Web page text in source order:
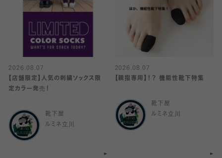
2026.08.07
【店舗限定】人気の刺繍ソックス限
定カラー発売！
靴下屋
ルミネ立川
2026.08.07
【親指専用】！？ 機能性靴下特集
靴下屋
ルミネ立川